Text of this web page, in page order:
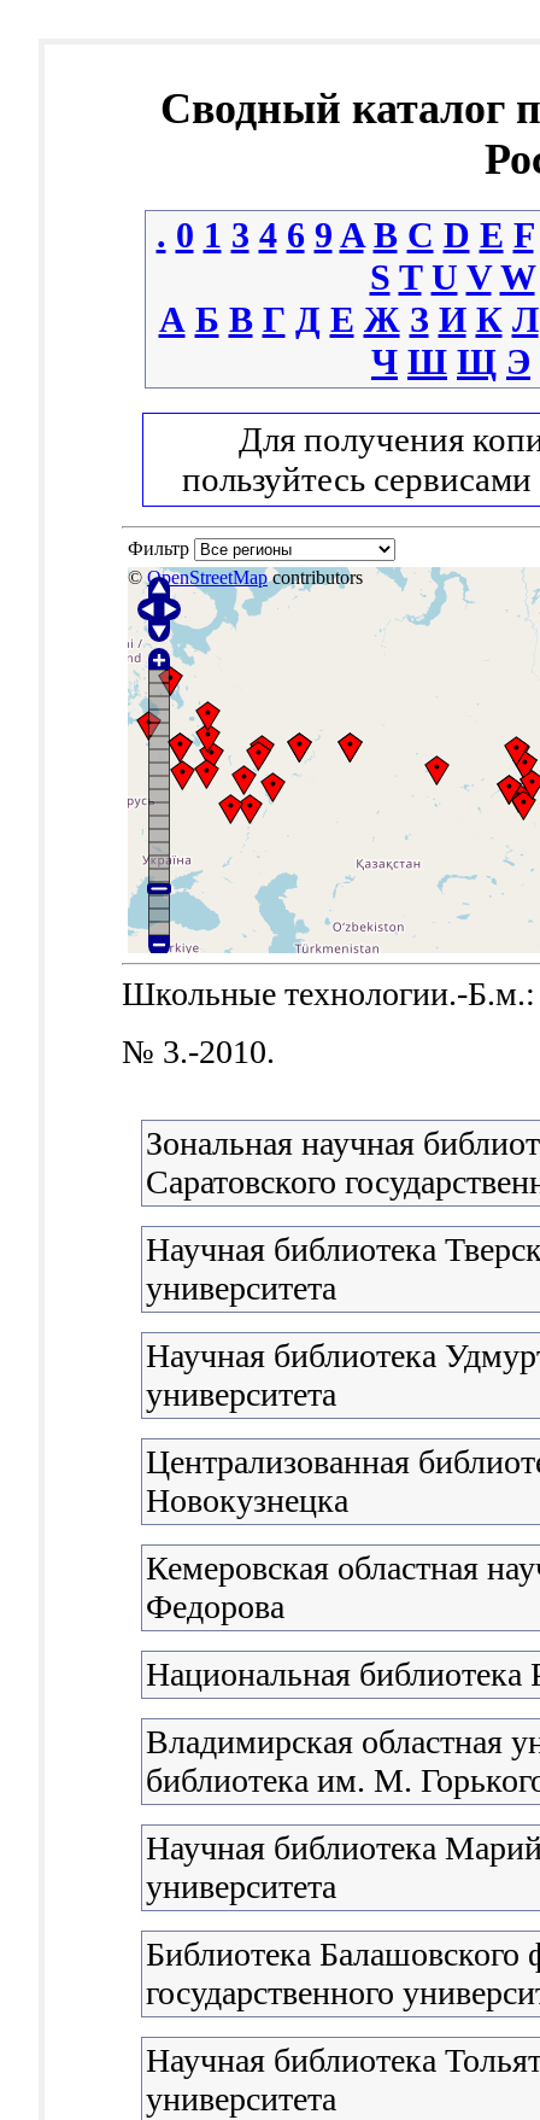
Сводный каталог
. 0 1 3 4 6 9 A B C D E F
S T U V W
А Б В Г Д Е Ж З И К Л
Ч Ш Щ Э
Для получения
пользуйтесь сервисами
Фильтр
©OpenStreetMapcontributors
Школьные технологии.-
№ 3.-2010.
Зональная научная
Саратовского
Научная библиотека
университета
Научная библиотека
университета
Централизованная
Новокузнецка
Кемеровская областная
Федорова
Национальная библиотека
Владимирская областная
библиотека им. М.
Научная библиотека
университета
Библиотека Балашовского
государственного
Научная библиотека
университета